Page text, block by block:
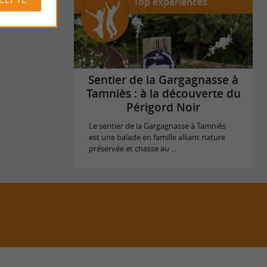
Sentier de la Gargagnasse à
Tamniès : à la découverte du
Périgord Noir
Le sentier de la Gargagnasse à Tamniès
est une balade en famille alliant nature
préservée et chasse au ...